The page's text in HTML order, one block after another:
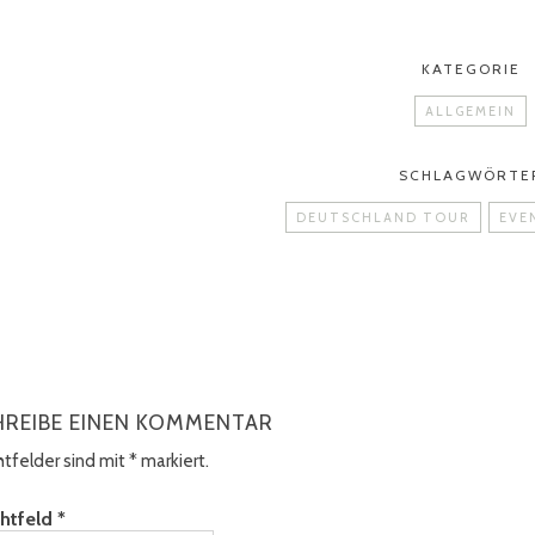
KATEGORIE
ALLGEMEIN
DEUTSCHLAND TOUR
EINEN KOMMENTAR
sind mit*markiert.
*